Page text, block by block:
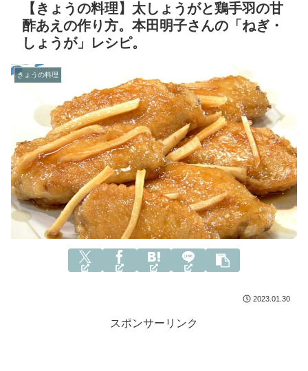
【きょうの料理】太しょうがと鶏手羽の甘
酢あえの作り方。本田明子さんの「ねぎ・
しょうが」レシピ。
きょうの料理
2023.01.30
スポンサーリンク